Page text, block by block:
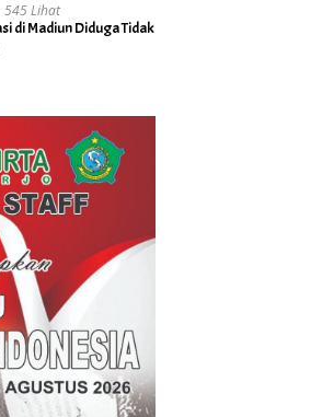
545 Lihat
di Madiun Diduga Tidak